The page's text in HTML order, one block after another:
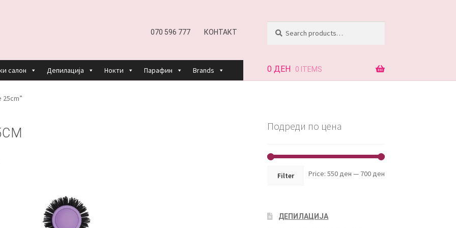
070 596 777 КОНТАКТ
for:
салон Депилација Нокти Парафин Brands
AND RETURNS POLICY
0 ДЕН 0 ITEMS
Подреди по цена
Min
Max
Filter Price: 550 ден — 700 ден
ДЕПИЛАЦИЈА